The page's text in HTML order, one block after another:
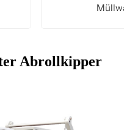
Abrollkipper